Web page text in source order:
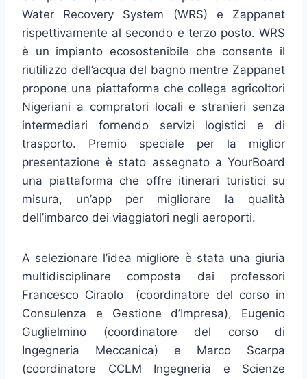
Water Recovery System (WRS) e Zappanet
rispettivamente al secondo e terzo posto. WRS
è un impianto ecosostenibile che consente il
riutilizzo dell’acqua del bagno mentre Zappanet
propone una piattaforma che collega agricoltori
Nigeriani a compratori locali e stranieri senza
intermediari fornendo servizi logistici e di
trasporto. Premio speciale per la miglior
presentazione è stato assegnato a YourBoard
una piattaforma che offre itinerari turistici su
misura, un’app per migliorare la qualità
dell’imbarco dei viaggiatori negli aeroporti.
A selezionare l’idea migliore è stata una giuria
multidisciplinare composta dai professori
Francesco Ciraolo (coordinatore del corso in
Consulenza e Gestione d’Impresa), Eugenio
Guglielmino (coordinatore del corso di
Ingegneria Meccanica) e Marco Scarpa
(coordinatore CCLM Ingegneria e Scienze